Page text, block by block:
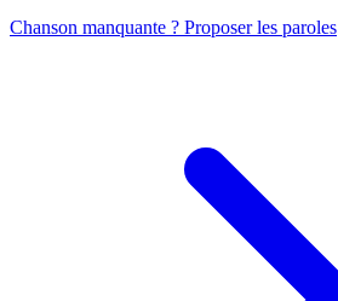
Chanson manquante ? Proposer les paroles